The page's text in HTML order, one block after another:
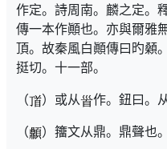
作定。詩周南。麟之定。
傳一本作顚也。亦與爾雅
頂。故秦風白顚傳曰旳顙
挺切。十一部。
（
）或从 作。鈕曰。
（
）籒文从鼎。鼎聲也。